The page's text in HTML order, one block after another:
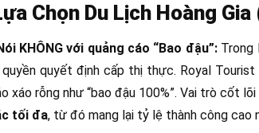
Chọn Du Lịch Hoàng
KHÔNG với quảng cáo “Bao đậu”:Trong
quyết định cấp thị thực. Royal
xáo rỗng như “bao đậu 100%”. Vai trò cốt
tối đa, từ đó mang lại tỷ lệ thành công cao